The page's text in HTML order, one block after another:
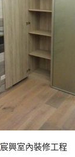
宸興室內裝修工程